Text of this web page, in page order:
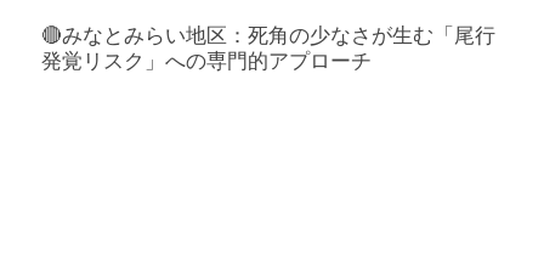
🔴みなとみらい地区：死角の少なさが生む「尾行
発覚リスク」への専門的アプローチ